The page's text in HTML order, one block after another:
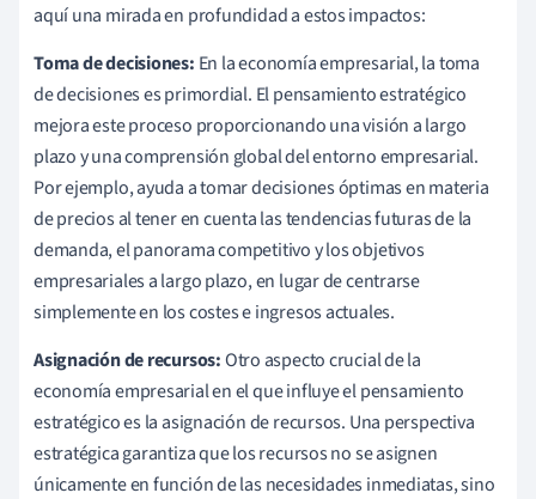
aquí una mirada en profundidad a estos impactos:
Toma de decisiones: En la economía empresarial, la toma
de decisiones es primordial. El pensamiento estratégico
mejora este proceso proporcionando una visión a largo
plazo y una comprensión global del entorno empresarial.
Por ejemplo, ayuda a tomar decisiones óptimas en materia
de precios al tener en cuenta las tendencias futuras de la
demanda, el panorama competitivo y los objetivos
empresariales a largo plazo, en lugar de centrarse
simplemente en los costes e ingresos actuales.
Asignación de recursos:Otro aspecto crucial de la
economía empresarial en el que influye el pensamiento
estratégico es la asignación de recursos. Una perspectiva
estratégica garantiza que los recursos no se asignen
únicamente en función de las necesidades inmediatas, sino